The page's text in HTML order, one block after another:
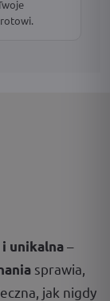
unikalna–
sprawia,
jak nigdy